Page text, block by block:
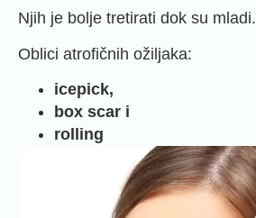
Njih je bolje tretirati dok su mladi.
Oblici atrofičnih ožiljaka:
icepick,
box scar i
rolling